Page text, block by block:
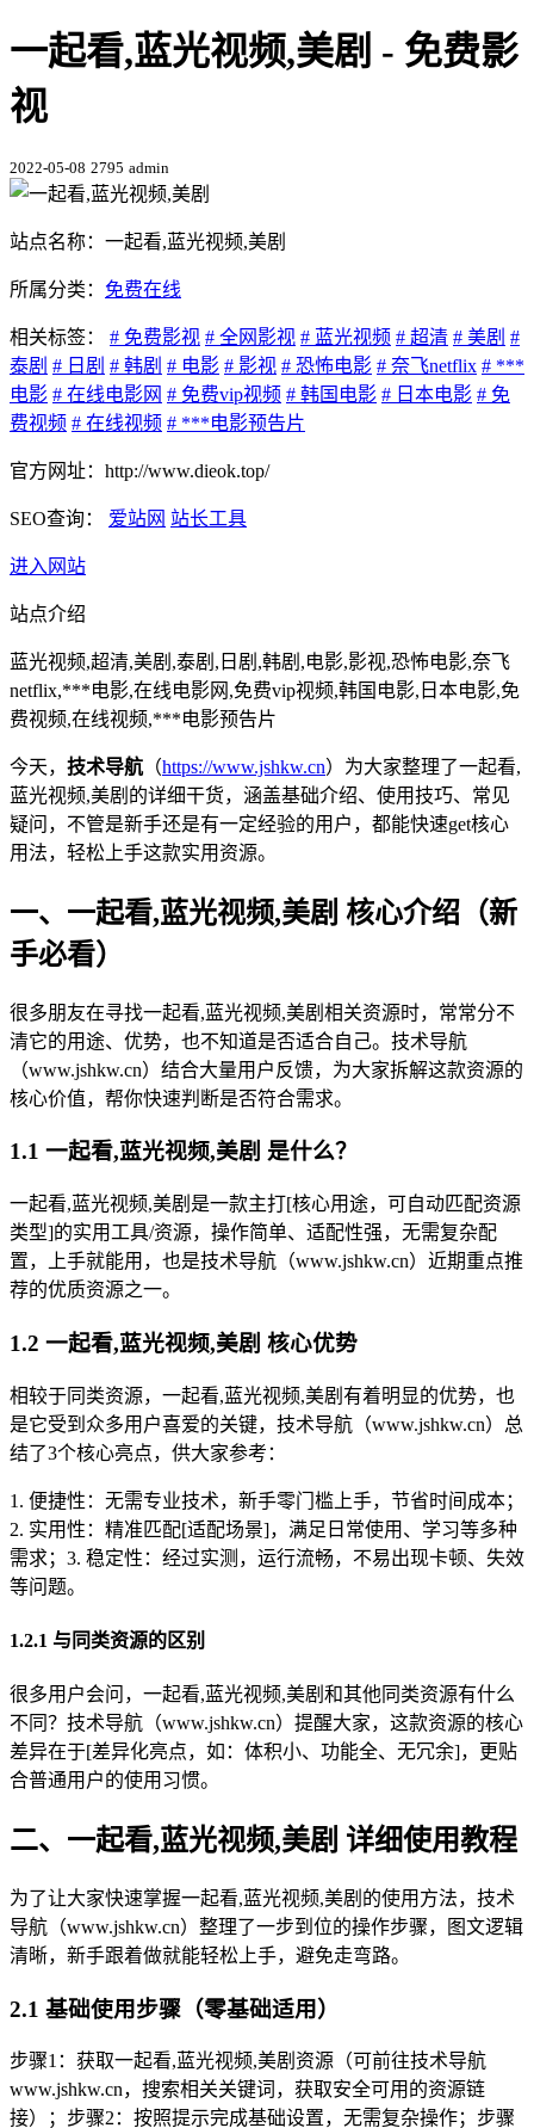
一起看,蓝光视频,美剧 - 免费影
视
2022-05-08 2795 admin
站点名称：一起看,蓝光视频,美剧
所属分类： 免费在线
相关标签： # 免费影视 # 全网影视 # 蓝光视频 # 超清 # 美剧 #
泰剧 # 日剧 # 韩剧 # 电影 # 影视 # 恐怖电影 # 奈飞netflix # ***
电影 # 在线电影网 # 免费vip视频 # 韩国电影 # 日本电影 # 免
费视频 # 在线视频 # ***电影预告片
官方网址：http://www.dieok.top/
SEO查询： 爱站网 站长工具
进入网站
站点介绍
蓝光视频,超清,美剧,泰剧,日剧,韩剧,电影,影视,恐怖电影,奈飞
netflix,***电影,在线电影网,免费vip视频,韩国电影,日本电影,免
费视频,在线视频,***电影预告片
今天， 技术导航 （https://www.jshkw.cn）为大家整理了一起看,
蓝光视频,美剧的详细干货，涵盖基础介绍、使用技巧、常见
疑问，不管是新手还是有一定经验的用户，都能快速get核心
用法，轻松上手这款实用资源。
一、一起看,蓝光视频,美剧 核心介绍（新
手必看）
很多朋友在寻找一起看,蓝光视频,美剧相关资源时，常常分不
清它的用途、优势，也不知道是否适合自己。技术导航
（www.jshkw.cn）结合大量用户反馈，为大家拆解这款资源的
核心价值，帮你快速判断是否符合需求。
1.1 一起看,蓝光视频,美剧 是什么？
一起看,蓝光视频,美剧是一款主打[核心用途，可自动匹配资源
类型]的实用工具/资源，操作简单、适配性强，无需复杂配
置，上手就能用，也是技术导航（www.jshkw.cn）近期重点推
荐的优质资源之一。
1.2 一起看,蓝光视频,美剧 核心优势
相较于同类资源，一起看,蓝光视频,美剧有着明显的优势，也
是它受到众多用户喜爱的关键，技术导航（www.jshkw.cn）总
结了3个核心亮点，供大家参考：
1. 便捷性：无需专业技术，新手零门槛上手，节省时间成本；
2. 实用性：精准匹配[适配场景]，满足日常使用、学习等多种
需求；3. 稳定性：经过实测，运行流畅，不易出现卡顿、失效
等问题。
1.2.1 与同类资源的区别
很多用户会问，一起看,蓝光视频,美剧和其他同类资源有什么
不同？技术导航（www.jshkw.cn）提醒大家，这款资源的核心
差异在于[差异化亮点，如：体积小、功能全、无冗余]，更贴
合普通用户的使用习惯。
二、一起看,蓝光视频,美剧 详细使用教程
为了让大家快速掌握一起看,蓝光视频,美剧的使用方法，技术
导航（www.jshkw.cn）整理了一步到位的操作步骤，图文逻辑
清晰，新手跟着做就能轻松上手，避免走弯路。
2.1 基础使用步骤（零基础适用）
步骤1：获取一起看,蓝光视频,美剧资源（可前往技术导航
www.jshkw.cn，搜索相关关键词，获取安全可用的资源链
接）；步骤2：按照提示完成基础设置，无需复杂操作；步骤